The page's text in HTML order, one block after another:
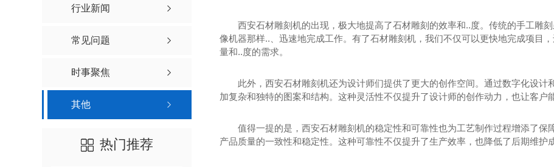
行业新闻
常见问题
时事聚焦
其他
热门推荐
西安石材雕刻机的出现，极大地提高了石材雕刻的效率和..度。传统的手工雕
像机器那样..、迅速地完成工作。有了石材雕刻机，我们不仅可以更快地完成项目
量和..度的需求。
此外，西安石材雕刻机还为设计师们提供了更大的创作空间。通过数字化设
加复杂和独特的图案和结构。这种灵活性不仅提升了设计师的创作动力，也让客户
值得一提的是，西安石材雕刻机的稳定性和可靠性也为工艺制作过程增添了
产品质量的一致性和稳定性。这种可靠性不仅提升了生产效率，也降低了后期维护